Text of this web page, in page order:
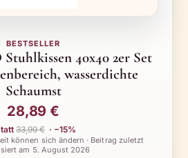
BESTSELLER
40x40 2er Set
wasserdichte
Schaumst
28,89 €
33,99 € · −15%
können sich ändern · Beitrag zuletzt
am 5. August 2026